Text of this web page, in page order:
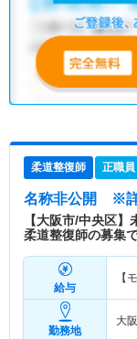
柔道整復師 正職員
名称非公開 ※詳
【大阪市/中央区
柔道整復師の募集
給与
【
勤務地
大